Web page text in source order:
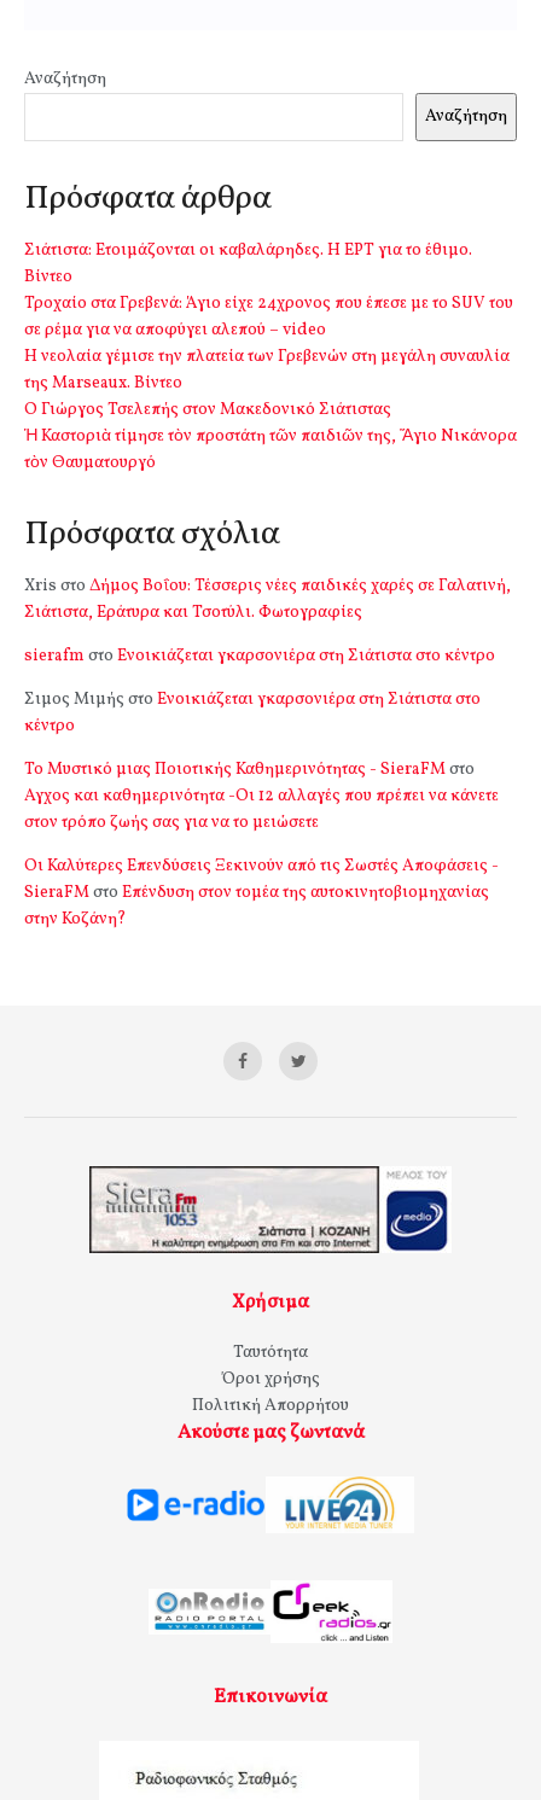
Αναζήτηση
Αναζήτηση
Πρόσφατα άρθρα
Σιάτιστα: Ετοιμάζονται οι καβαλάρηδες. Η ΕΡΤ για το έθιμο.
Βίντεο
Τροχαίο στα Γρεβενά: Άγιο είχε 24χρονος που έπεσε με το SUV του
σε ρέμα για να αποφύγει αλεπού – video
Η νεολαία γέμισε την πλατεία των Γρεβενών στη μεγάλη συναυλία
της Marseaux. Βίντεο
Ο Γιώργος Τσελεπής στον Μακεδονικό Σιάτιστας
Ἡ Καστοριὰ τίμησε τὸν προστάτη τῶν παιδιῶν της, Ἅγιο Νικάνορα
τὸν Θαυματουργό
Πρόσφατα σχόλια
Xris στο Δήμος Βοΐου: Τέσσερις νέες παιδικές χαρές σε Γαλατινή,
Σιάτιστα, Εράτυρα και Τσοτύλι. Φωτογραφίες
sierafm στο Ενοικιάζεται γκαρσονιέρα στη Σιάτιστα στο κέντρο
Σιμος Μιμής στο Ενοικιάζεται γκαρσονιέρα στη Σιάτιστα στο
κέντρο
Το Μυστικό μιας Ποιοτικής Καθημερινότητας - SieraFMστο
Αγχος και καθημερινότητα -Οι 12 αλλαγές που πρέπει να κάνετε
στον τρόπο ζωής σας για να το μειώσετε
Οι Καλύτερες Επενδύσεις Ξεκινούν από τις Σωστές Αποφάσεις -
SieraFMστο Επένδυση στον τομέα της αυτοκινητοβιομηχανίας
στην Κοζάνη?
Χρήσιμα
Ταυτότητα
Όροι χρήσης
Πολιτική Απορρήτου
Ακούστε μας ζωντανά
Επικοινωνία